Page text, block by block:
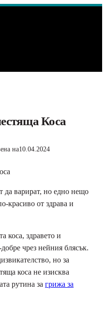
Коса
на10.04.2024
да варират, но едно нещо
красиво от здрава и
коса, здравето и
чрез нейния блясък.
но за
коса не изисква
рутина за грижа за